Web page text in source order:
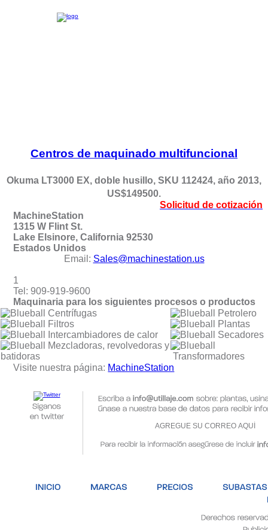
Centros de maquinado multifuncional
Okuma LT3000 EX, doble husillo, SKU 112424, año 2013,
US$149500.
Solicitud de cotización
MachineStation
1315 W Flint St.
Lake Elsinore, California 92530
Estados Unidos
Email: Sales@machinestation.us
1
Tel: 909-919-9600
Maquinaria para los siguientes procesos o productos
Centrífugas
Filtros
Intercambiadores de calor
Mezcladoras, revolvedoras y
batidoras
Petrolero
Plantas
Secadores
Transformadores
Visite nuestra página: MachineStation